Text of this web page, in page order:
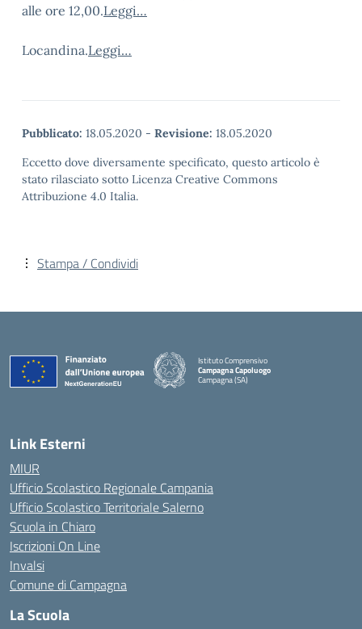
alle ore 12,00.Leggi…
Locandina.Leggi…
Pubblicato: 18.05.2020 - Revisione: 18.05.2020
Eccetto dove diversamente specificato, questo articolo è
stato rilasciato sotto Licenza Creative Commons
Attribuzione 4.0 Italia.
Stampa / Condividi
Istituto Comprensivo
Campagna Capoluogo
Campagna (SA)
Link Esterni
MIUR
Ufficio Scolastico Regionale Campania
Ufficio Scolastico Territoriale Salerno
Scuola in Chiaro
Iscrizioni On Line
Invalsi
Comune di Campagna
La Scuola